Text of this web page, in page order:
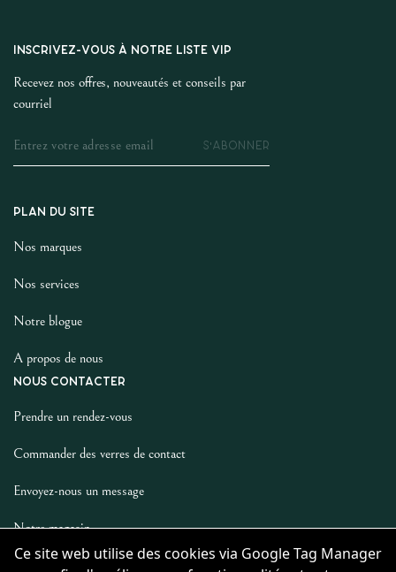
Ce site web utilise des cookies via Google Tag Manager
INSCRIVEZ-VOUS À NOTRE LISTE VIP
Recevez nos offres, nouveautés et conseils par
courriel
S'ABONNER
PLAN DU SITE
Nos marques
Nos services
Notre blogue
A propos de nous
NOUS CONTACTER
Prendre un rendez-vous
Commander des verres de contact
Envoyez-nous un message
Notre magasin
LES AUTRES